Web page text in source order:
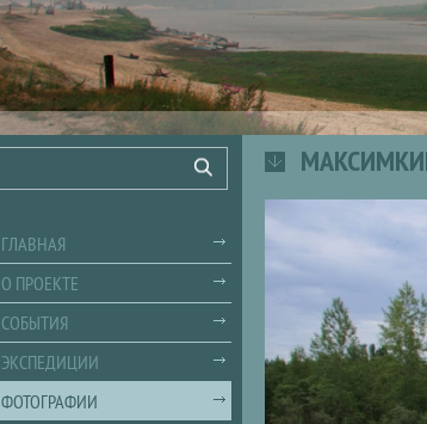
Поиск
ГЛАВНАЯ
О ПРОЕКТЕ
СОБЫТИЯ
ЭКСПЕДИЦИИ
ФОТОГРАФИИ